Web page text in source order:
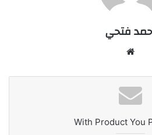
فتحي
With Product You